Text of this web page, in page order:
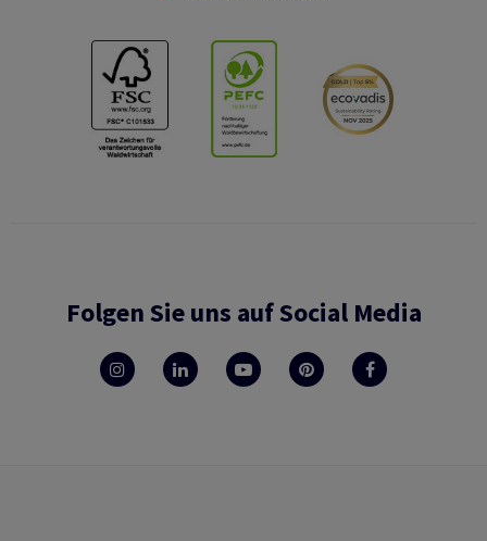
Folgen Sie uns auf Social Media